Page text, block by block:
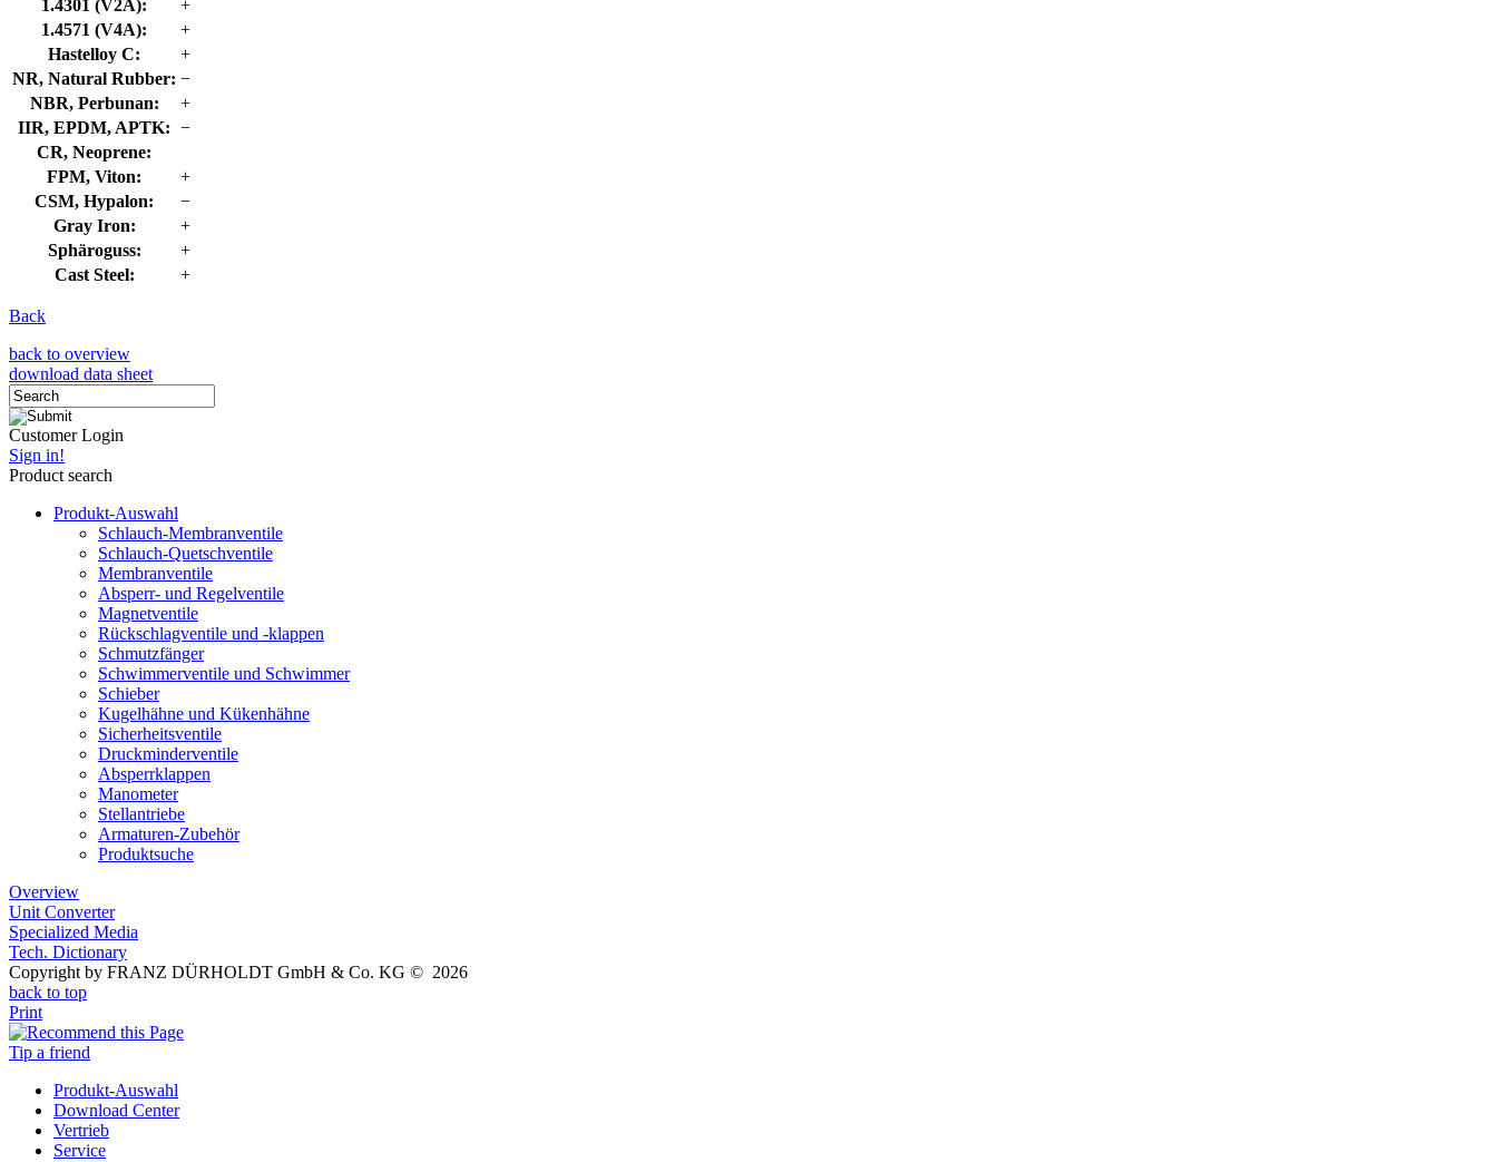
1.4301 (V2A):
+
1.4571 (V4A):
+
Hastelloy C:
+
NR, Natural Rubber: −
NBR, Perbunan:
+
IIR, EPDM, APTK: −
CR, Neoprene:
FPM, Viton:
+
CSM, Hypalon:
−
Gray Iron:
+
Sphäroguss:
+
Cast Steel:
+
Back
back to overview
download data sheet
Customer Login
Sign in!
Product search
Produkt-Auswahl
Schlauch-Membranventile
Schlauch-Quetschventile
Membranventile
Absperr- und Regelventile
Magnetventile
Rückschlagventile und -klappen
Schmutzfänger
Schwimmerventile und Schwimmer
Schieber
Kugelhähne und Kükenhähne
Sicherheitsventile
Druckminderventile
Absperrklappen
Manometer
Stellantriebe
Armaturen-Zubehör
Produktsuche
Overview
Unit Converter
Specialized Media
Tech. Dictionary
Copyright by FRANZ DÜRHOLDT GmbH & Co. KG © 2026
back to top
Print
Tip a friend
Produkt-Auswahl
Download Center
Vertrieb
Service